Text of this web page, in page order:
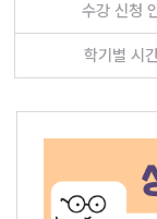
수강 신청
학기별 시